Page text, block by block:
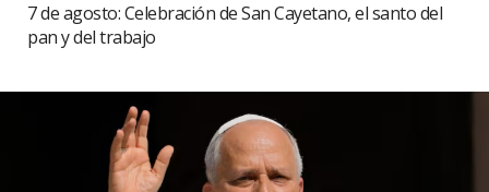
7 de agosto: Celebración de San Cayetano, el santo del
pan y del trabajo